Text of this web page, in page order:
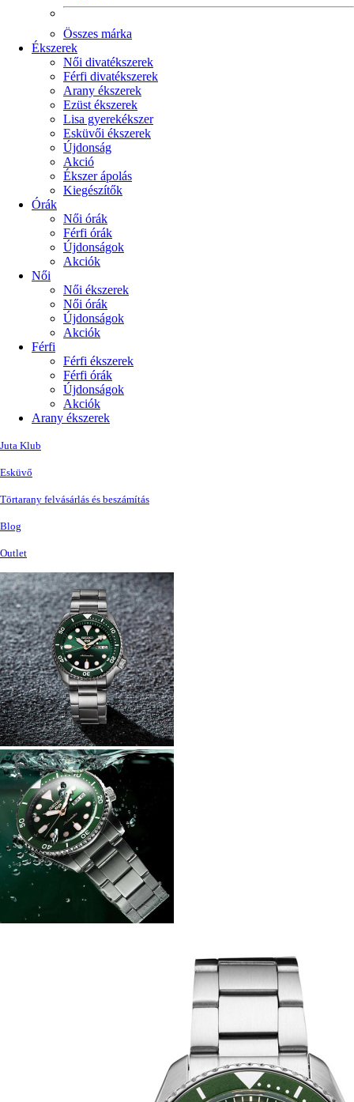
Összes márka
Ékszerek
Női divatékszerek
Férfi divatékszerek
Arany ékszerek
Ezüst ékszerek
Lisa gyerekékszer
Esküvői ékszerek
Újdonság
Akció
Ékszer ápolás
Kiegészítők
Órák
Női órák
Férfi órák
Újdonságok
Akciók
Női
Női ékszerek
Női órák
Újdonságok
Akciók
Férfi
Férfi ékszerek
Férfi órák
Újdonságok
Akciók
Arany ékszerek
Juta Klub
Esküvő
Törtarany felvásárlás és beszámítás
Blog
Outlet